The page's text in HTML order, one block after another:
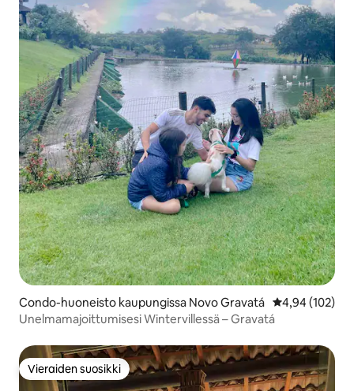
Condo-huoneisto kaupungissa Novo Gravatá
4,94 (102)
Unelmamajoittumisesi Wintervillessä – Gravatá
Vieraiden suosikki
Vieraiden suosikki